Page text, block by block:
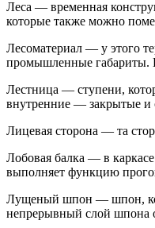
Леса — временная
которые также можно
Лесоматериал — у этого
промышленные габариты.
Лестница — ступени,
внутренние — закрытые и
Лицевая сторона — та
Лобовая балка — в
выполняет функцию
Лущеный шпон — шпон,
непрерывный слой шпона